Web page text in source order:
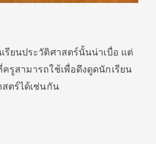
รียนประวัติศาสตร์นั้นน่าเบื่อ แต่
รูสามารถใช้เพื่อดึงดูดนักเรียน
สตร์ได้เช่นกัน